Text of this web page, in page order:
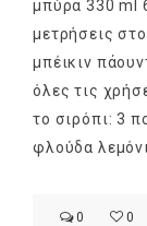
μπύρα 330 ml
μετρήσεις
μπέικιν
όλες τις
το σιρόπι: 3
φλούδα
0
0